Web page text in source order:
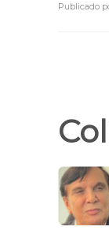
Publicado